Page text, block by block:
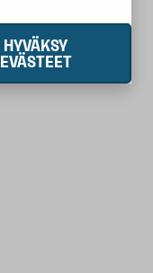
HYVÄKSY
EVÄSTEET